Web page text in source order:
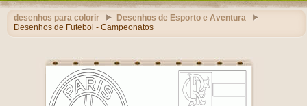
desenhos para colorir
Desenhos de Esporto e Aventura
Desenhos de Futebol - Campeonatos